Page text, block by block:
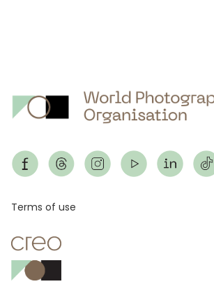
Footer
Terms of use